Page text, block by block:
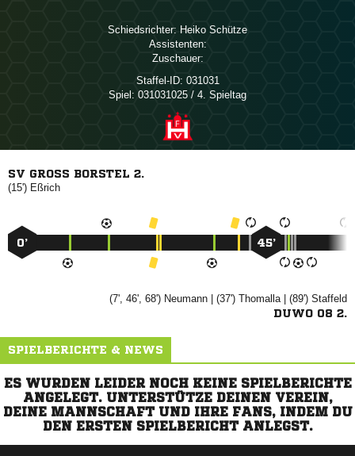
Schiedsrichter:  
Assistenten:
Zuschauer:
Staffel-ID: 031031
Spiel: 031031025 / 4. Spieltag
SV GROSS BORSTEL 2.
(15') 
0’ 45’
(7', 46', 68')  | (37') | (89') 
DUWO 08 2.
SPIELBERICHTE & NEWS
ES WURDEN LEIDER NOCH KEINE SPIELBERICHTE
ANGELEGT. UNTERSTÜTZE DEINEN VEREIN,
DEINE MANNSCHAFT UND IHRE FANS, INDEM DU
DEN ERSTEN SPIELBERICHT ANLEGST.